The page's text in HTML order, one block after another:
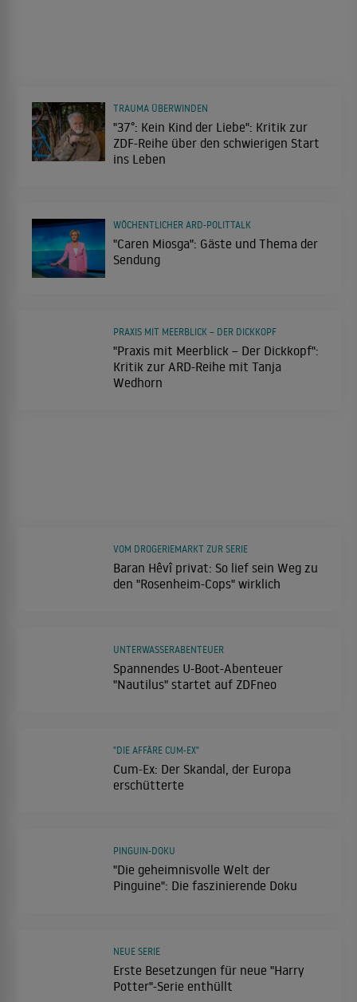
"37°: Kein Kind der Liebe": Kritik zur
ZDF-Reihe über den schwierigen Start
ins Leben
TRAUMA ÜBERWINDEN
"Caren Miosga": Gäste und Thema der
Sendung
WÖCHENTLICHER ARD-POLITTALK
"Praxis mit Meerblick – Der Dickkopf":
Kritik zur ARD-Reihe mit Tanja
Wedhorn
PRAXIS MIT MEERBLICK – DER DICKKOPF
Baran Hêvî privat: So lief sein Weg zu
den "Rosenheim-Cops" wirklich
VOM DROGERIEMARKT ZUR SERIE
Spannendes U-Boot-Abenteuer
"Nautilus" startet auf ZDFneo
UNTERWASSERABENTEUER
Cum-Ex: Der Skandal, der Europa
erschütterte
"DIE AFFÄRE CUM-EX"
"Die geheimnisvolle Welt der
Pinguine": Die faszinierende Doku
PINGUIN-DOKU
Erste Besetzungen für neue "Harry
Potter"-Serie enthüllt
NEUE SERIE